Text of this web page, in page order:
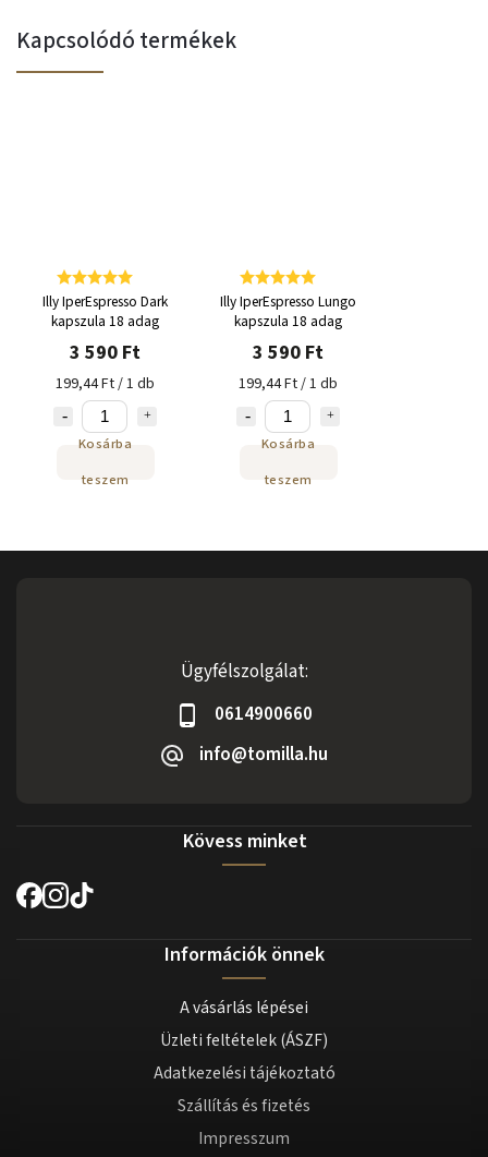
Kapcsolódó termékek
Illy IperEspresso Dark
kapszula 18 adag
3 590 Ft
199,44 Ft / 1 db
Kosárba
teszem
Illy IperEspresso Lungo
kapszula 18 adag
3 590 Ft
199,44 Ft / 1 db
Kosárba
teszem
Ügyfélszolgálat:
0614900660
info@tomilla.hu
Kövess minket
Információk önnek
A vásárlás lépései
Üzleti feltételek (ÁSZF)
Adatkezelési tájékoztató
Szállítás és fizetés
Impresszum